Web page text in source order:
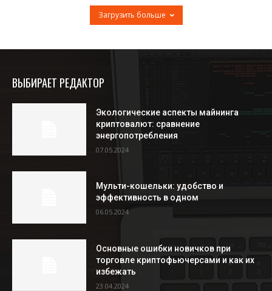
Загрузить больше
ВЫБИРАЕТ РЕДАКТОР
Экологические аспекты майнинга
криптовалют: сравнение
энергопотребления
07.05.2024
Мульти-кошельки: удобство и
эффективность в одном
06.05.2024
Основные ошибки новичков при
торговле криптофьючерсами и как их
избежать
23.04.2024